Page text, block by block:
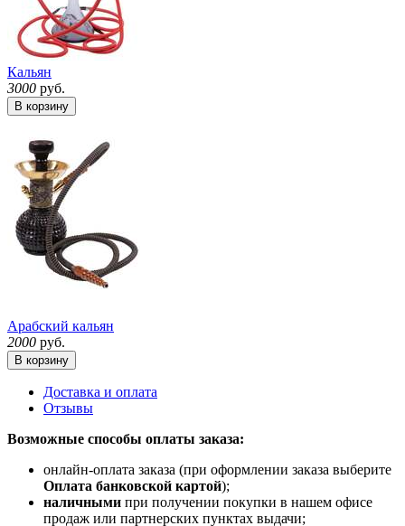
Кальян
3000 руб.
В корзину
Арабский кальян
2000 руб.
В корзину
Доставка и оплата
Отзывы
Возможные способы оплаты заказа:
онлайн-оплата заказа (при оформлении заказа выберите
Оплата банковской картой);
наличными при получении покупки в нашем офисе
продаж или партнерских пунктах выдачи;